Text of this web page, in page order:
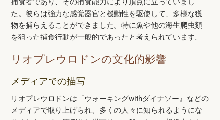
捕食者であり、その捕食能力により頂点に立っていまし
た。彼らは強力な感覚器官と機動性を駆使して、多様な獲
物を捕らえることができました。特に魚や他の海生爬虫類
を狙った捕食行動が一般的であったと考えられています。
リオプレウロドンの文化的影響
メディアでの描写
リオプレウロドンは『ウォーキングwithダイナソー』などの
メディアで取り上げられ、多くの人々に知られるようにな